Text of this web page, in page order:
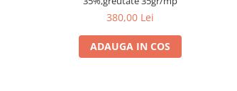
380,00 Lei
ADAUGA IN COS